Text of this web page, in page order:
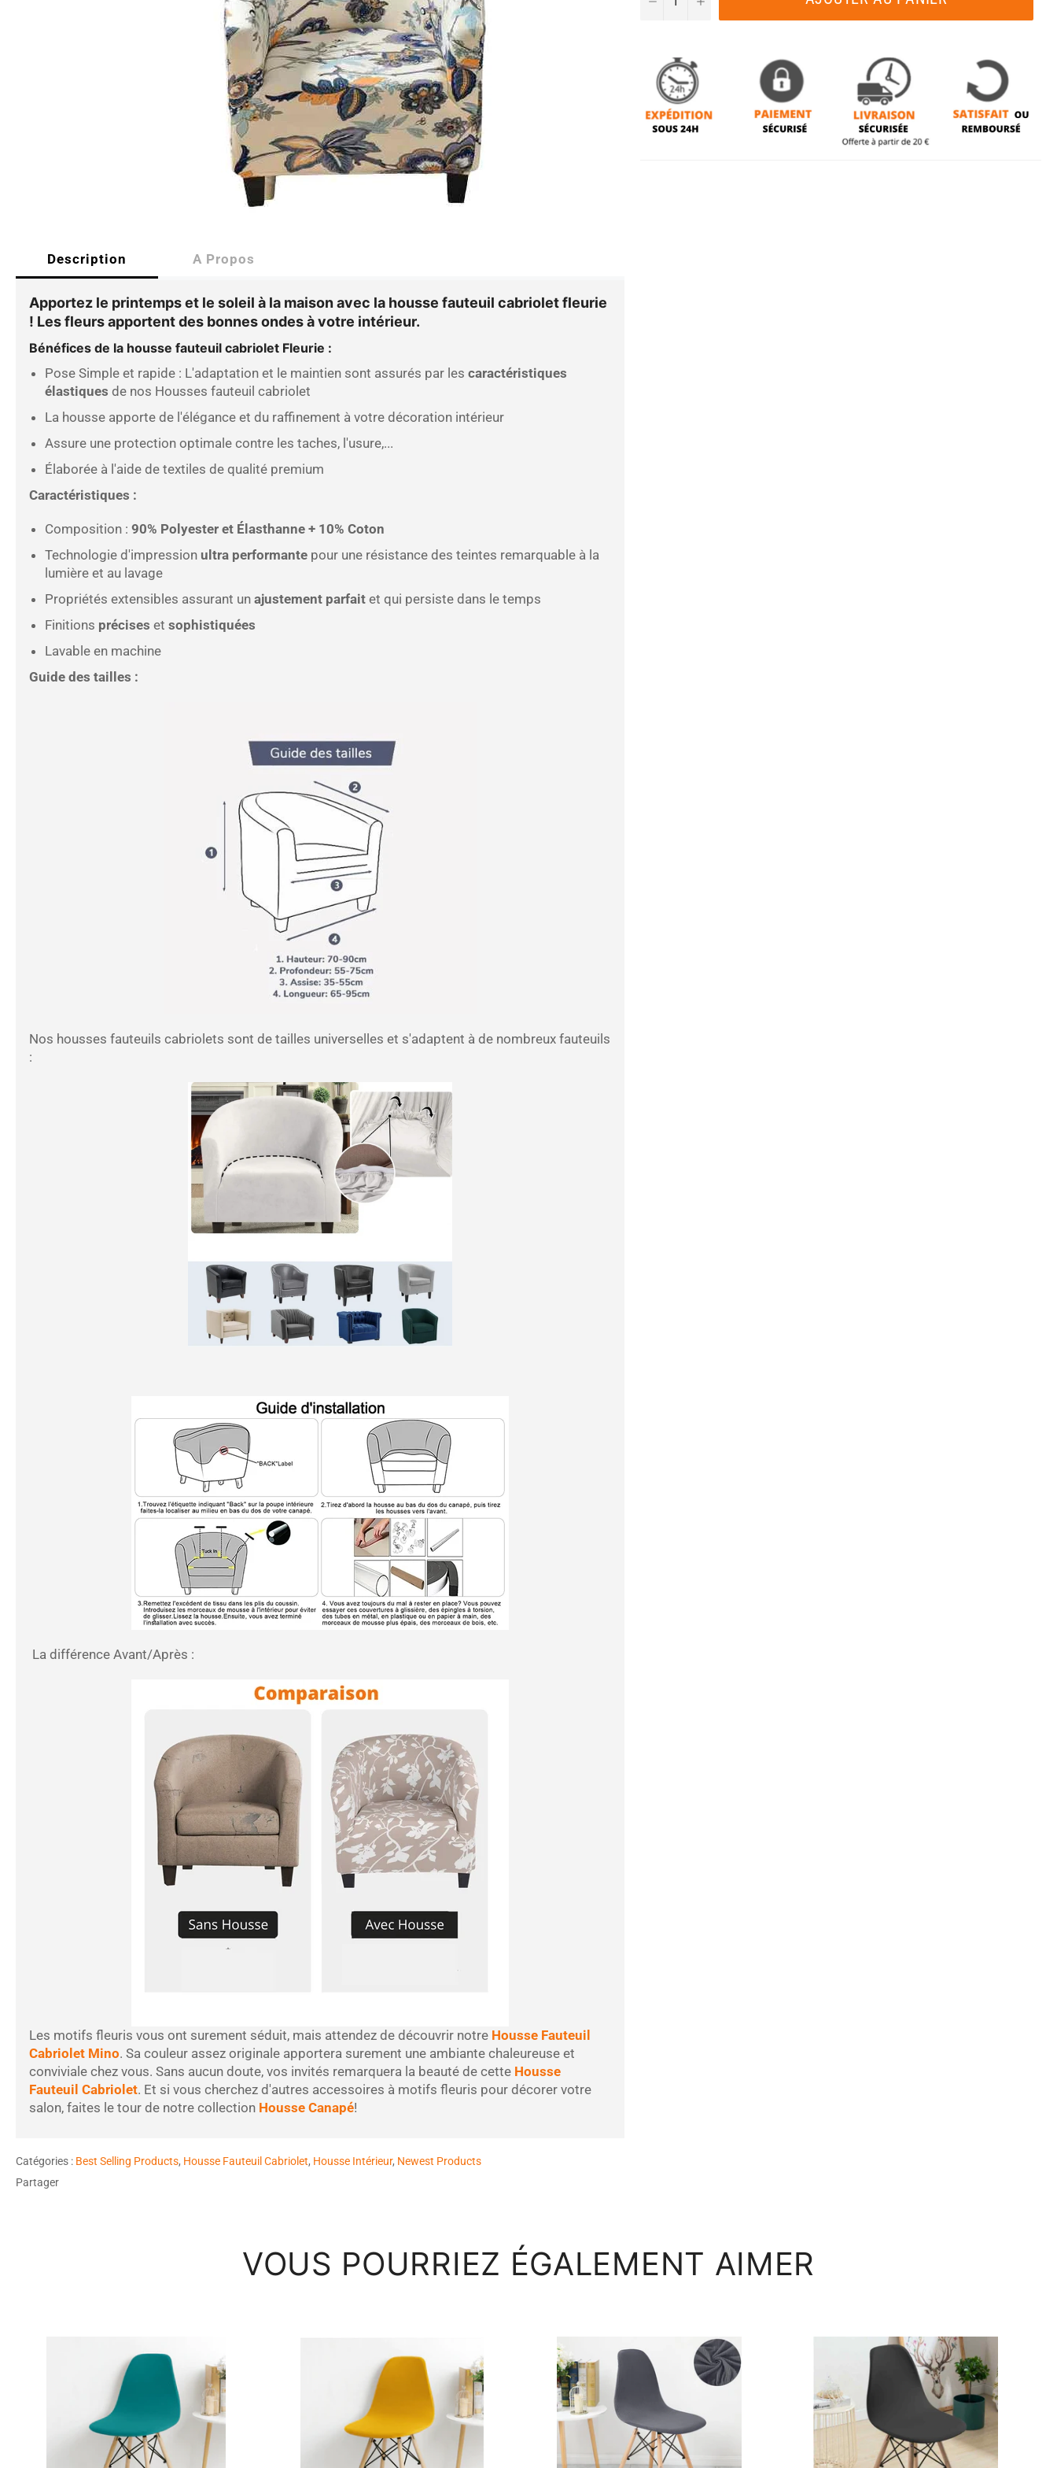
Description A Propos
Apportez le printemps et le soleil à la maison avec la housse fauteuil cabriolet fleurie
! Les fleurs apportent des bonnes ondes à votre intérieur.
Bénéfices de la housse fauteuil cabriolet Fleurie :
Pose Simple et rapide : L'adaptation et le maintien sont assurés par les caractéristiques
élastiques de nos Housses fauteuil cabriolet
La housse apporte de l'élégance et du raffinement à votre décoration intérieur
Assure une protection optimale contre les taches, l'usure,...
Élaborée à l'aide de textiles de qualité premium
Caractéristiques :
Composition : 90% Polyester et Élasthanne + 10% Coton
Technologie d'impression ultra performante pour une résistance des teintes remarquable à la
lumière et au lavage
Propriétés extensibles assurant un ajustement parfait et qui persiste dans le temps
Finitions précises et sophistiquées
Lavable en machine
Guide des tailles :
Nos housses fauteuils cabriolets sont de tailles universelles et s'adaptent à de nombreux fauteuils
:
La différence Avant/Après :
Les motifs fleuris vous ont surement séduit, mais attendez de découvrir notre Housse Fauteuil
Cabriolet Mino. Sa couleur assez originale apportera surement une ambiante chaleureuse et
conviviale chez vous. Sans aucun doute, vos invités remarquera la beauté de cette Housse
Fauteuil Cabriolet. Et si vous cherchez d'autres accessoires à motifs fleuris pour décorer votre
salon, faites le tour de notre collection Housse Canapé!
Catégories : Best Selling Products, Housse Fauteuil Cabriolet, Housse Intérieur, Newest Products
Partager
VOUS POURRIEZ ÉGALEMENT AIMER